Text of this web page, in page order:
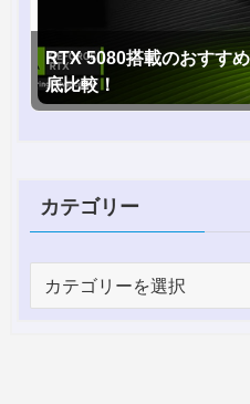
RTX 5080搭載のおすす
底比較！
カテゴリー